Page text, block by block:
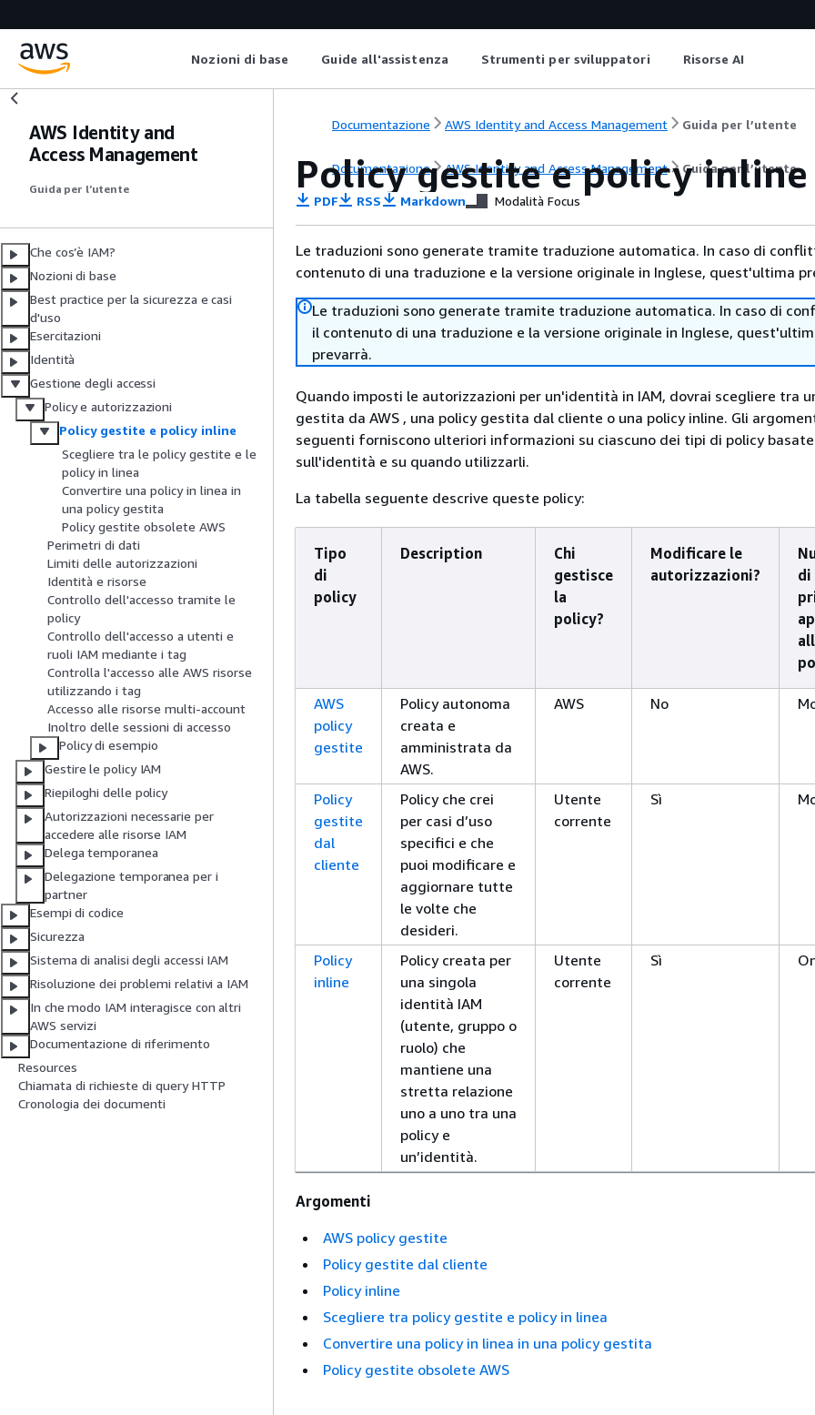
Nozioni di base Guide all'assistenza Strumenti per sviluppatori Risorse AI
AWS Identity and
Access Management
Guida per l’utente
Che cos’è IAM?
Nozioni di base
Best practice per la sicurezza e casi
d'uso
Esercitazioni
Identità
Gestione degli accessi
Policy e autorizzazioni
Policy gestite e policy inline
Scegliere tra le policy gestite e le
policy in linea
Convertire una policy in linea in
una policy gestita
Policy gestite obsolete AWS
Perimetri di dati
Limiti delle autorizzazioni
Identità e risorse
Controllo dell'accesso tramite le
policy
Controllo dell'accesso a utenti e
ruoli IAM mediante i tag
Controlla l'accesso alle AWS risorse
utilizzando i tag
Accesso alle risorse multi-account
Inoltro delle sessioni di accesso
Policy di esempio
Gestire le policy IAM
Riepiloghi delle policy
Autorizzazioni necessarie per
accedere alle risorse IAM
Delega temporanea
Delegazione temporanea per i
partner
Esempi di codice
Sicurezza
Sistema di analisi degli accessi IAM
Risoluzione dei problemi relativi a IAM
In che modo IAM interagisce con altri
AWS servizi
Documentazione di riferimento
Resources
Chiamata di richieste di query HTTP
Cronologia dei documenti
Documentazione AWS Identity and Access Management Guida per l’utente
Documentazione AWS Identity and Access Management Guida per l’utente
Policy gestite e policy inline
PDF RSS Markdown Modalità Focus
Le traduzioni sono generate tramite traduzione automatica. In caso di
contenuto di una traduzione e la versione originale in Inglese, quest'ultima
Le traduzioni sono generate tramite traduzione automatica. In caso di
il contenuto di una traduzione e la versione originale in Inglese,
prevarrà.
Quando imposti le autorizzazioni per un'identità in IAM, dovrai scegliere tra
gestita da AWS , una policy gestita dal cliente o una policy inline. Gli
seguenti forniscono ulteriori informazioni su ciascuno dei tipi di policy basate
sull'identità e su quando utilizzarli.
La tabella seguente descrive queste policy:
Tipo
di
policy
Description
Chi
gestisce
la
policy?
Modificare le
autorizzazioni?
di
AWS
policy
gestite
Policy autonoma
creata e
amministrata da
AWS.
AWS No
Policy
gestite
dal
cliente
Policy che crei
per casi d’uso
specifici e che
puoi modificare e
aggiornare tutte
le volte che
desideri.
Utente
corrente
Sì
Policy
inline
Policy creata per
una singola
identità IAM
(utente, gruppo o
ruolo) che
mantiene una
stretta relazione
uno a uno tra una
policy e
un’identità.
Utente
corrente
Sì
Argomenti
AWS policy gestite
Policy gestite dal cliente
Policy inline
Scegliere tra policy gestite e policy in linea
Convertire una policy in linea in una policy gestita
Policy gestite obsolete AWS